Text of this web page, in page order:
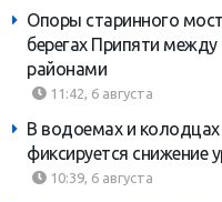
Опоры старинного
берегах Припяти
районами
11:42, 6 августа
В водоемах и колодцах
фиксируется снижение
10:39, 6 августа